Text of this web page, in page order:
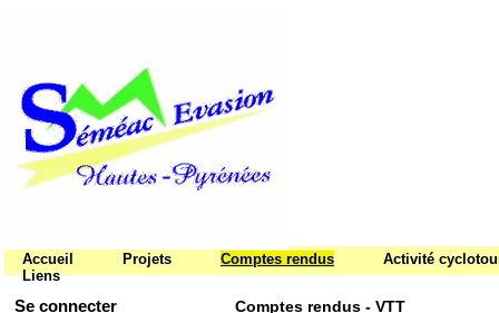
Accueil Projets Comptes rendus
Activité
Liens
Se connecter Comptes rendus - VTT